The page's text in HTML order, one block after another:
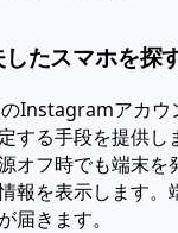
たスマホを探
Instagramアカウ
する手段を提供し
オフ時でも端末を
報を表示します。
届きます。